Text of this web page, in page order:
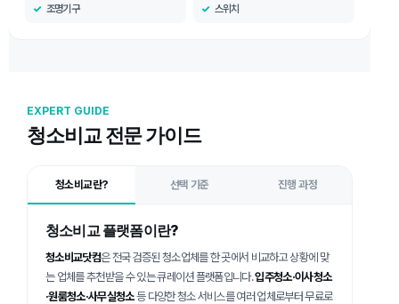
조명기구 스위치
EXPERT GUIDE
청소비교 전문 가이드
청소비교란? 선택 기준 진행 과정
청소비교 플랫폼이란?
청소비교닷컴은 전국 검증된 청소업체를 한 곳에서 비교하고 상황에 맞
는 업체를 추천받을 수 있는 큐레이션 플랫폼입니다.입주청소·이사청소
·원룸청소·사무실청소등 다양한 청소 서비스를 여러 업체로부터 무료로